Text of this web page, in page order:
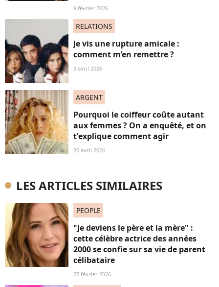
9 février 2026
RELATIONS
Je vis une rupture amicale :
comment m’en remettre ?
3 avril 2026
ARGENT
Pourquoi le coiffeur coûte autant
aux femmes ? On a enquêté, et on
t'explique comment agir
20 avril 2026
LES ARTICLES SIMILAIRES
PEOPLE
"Je deviens le père et la mère" :
cette célèbre actrice des années
2000 se confie sur sa vie de parent
célibataire
27 février 2026